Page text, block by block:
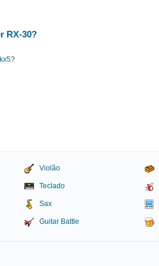
RX-30?
Violão
Teclado
Sax
Guitar Battle